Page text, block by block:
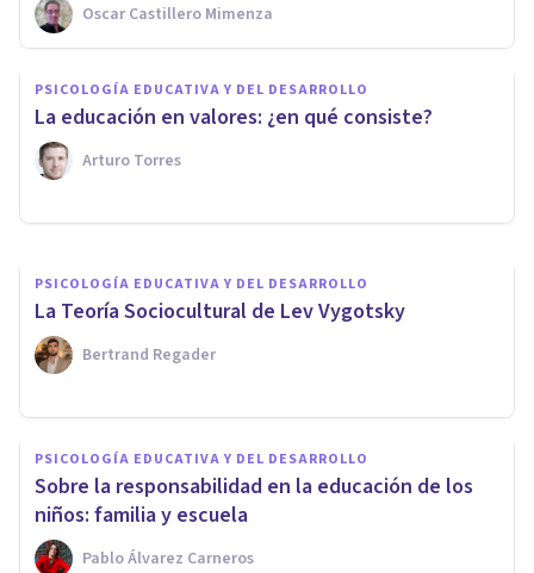
Oscar Castillero Mimenza
PSICOLOGÍA EDUCATIVA Y DEL DESARROLLO
​La educación en valores: ¿en qué consiste?
Arturo Torres
Cómo es el sistema educativo
finlandés, en 14 claves
PSICOLOGÍA EDUCATIVA Y DEL DESARROLLO
La Teoría Sociocultural de Lev Vygotsky
Bertrand Regader
PSICOLOGÍA EDUCATIVA Y DEL DESARROLLO
Sobre la responsabilidad en la educación de los
niños: familia y escuela
Pablo Álvarez Carneros